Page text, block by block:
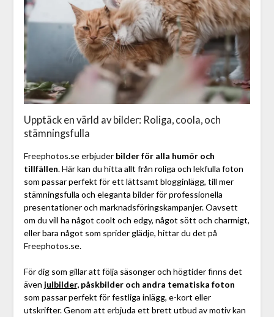
Upptäck en värld av bilder: Roliga, coola, och
stämningsfulla
Freephotos.se erbjuder bilder för alla humör och
tillfällen. Här kan du hitta allt från roliga och lekfulla foton
som passar perfekt för ett lättsamt blogginlägg, till mer
stämningsfulla och eleganta bilder för professionella
presentationer och marknadsföringskampanjer. Oavsett
om du vill ha något coolt och edgy, något sött och charmigt,
eller bara något som sprider glädje, hittar du det på
Freephotos.se.
För dig som gillar att följa säsonger och högtider finns det
även julbilder, påskbilder och andra tematiska foton
som passar perfekt för festliga inlägg, e-kort eller
utskrifter. Genom att erbjuda ett brett utbud av motiv kan